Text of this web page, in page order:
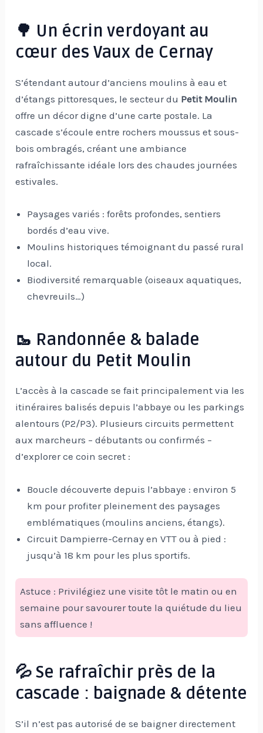
🌳 Un écrin verdoyant au
cœur des Vaux de Cernay
S’étendant autour d’anciens moulins à eau et
d’étangs pittoresques, le secteur du Petit Moulin
offre un décor digne d’une carte postale. La
cascade s’écoule entre rochers moussus et sous-
bois ombragés, créant une ambiance
rafraîchissante idéale lors des chaudes journées
estivales.
Paysages variés : forêts profondes, sentiers
bordés d’eau vive.
Moulins historiques témoignant du passé rural
local.
Biodiversité remarquable (oiseaux aquatiques,
chevreuils…)
🥾 Randonnée & balade
autour du Petit Moulin
L’accès à la cascade se fait principalement via les
itinéraires balisés depuis l’abbaye ou les parkings
alentours (P2/P3). Plusieurs circuits permettent
aux marcheurs – débutants ou confirmés –
d’explorer ce coin secret :
Boucle découverte depuis l’abbaye : environ 5
km pour profiter pleinement des paysages
emblématiques (moulins anciens, étangs).
Circuit Dampierre-Cernay en VTT ou à pied :
jusqu’à 18 km pour les plus sportifs.
Astuce : Privilégiez une visite tôt le matin ou en
semaine pour savourer toute la quiétude du lieu
sans affluence !
💦 Se rafraîchir près de la
cascade : baignade & détente
S’il n’est pas autorisé de se baigner directement